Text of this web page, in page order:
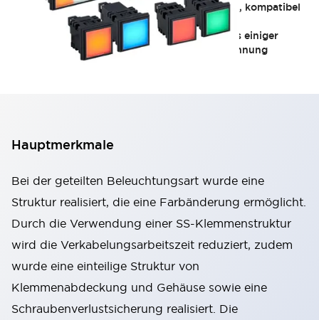
Beleuchtungsart mit möglicher Farbänderung, kompatibel
mit einem breiten Spannungsbereich, IP40
2023/2/28_Teilweise Einstellung des Verkaufs einiger
Modelle: 3-geteilte Beleuchtung mit Nennspannung
AC400/440V Typ
Hauptmerkmale
Bei der geteilten Beleuchtungsart wurde eine
Struktur realisiert, die eine Farbänderung ermöglicht.
Durch die Verwendung einer SS-Klemmenstruktur
wird die Verkabelungsarbeitszeit reduziert, zudem
wurde eine einteilige Struktur von
Klemmenabdeckung und Gehäuse sowie eine
Schraubenverlustsicherung realisiert. Die